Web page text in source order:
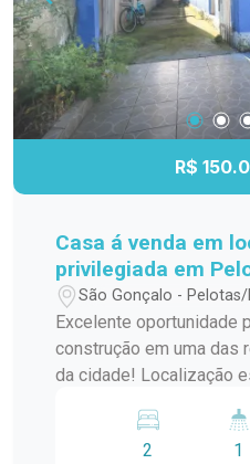
R$
Casa á venda em
privilegiada em
São Gonçalo - Pelotas/
Excelente oportunidade
construção em uma das
da cidade! Localização estratégica, próxima ao
Eleitoral e diversos
2 1